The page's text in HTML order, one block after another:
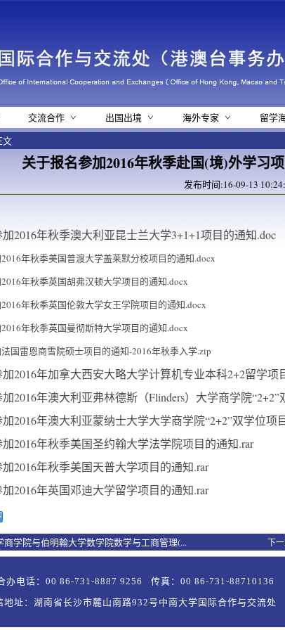
交流合作 出国出境 海外专家 留学
文
关于报名参加2016年秋季赴国(境)外学习
发布时间:16-09-13
2016年秋季澳大利亚昆士兰大学3+1+1项目的通知.doc
年秋季美国普渡大学盖莱默分校项目的通知.docx
年秋季英国胡弗汉顿大学项目的通知.docx
年秋季英国伦敦大学女王学院项目的通知.docx
年秋季英国曼彻斯特大学项目的通知.docx
国雷恩商雪院硕士项目的通知-2016年秋季入学.zip
2016年加拿大西安大略大学计算机专业本科2+2留学项
2016年澳大利亚弗林德斯（Flinders）大学商学院
2016年澳大利亚蒙纳士大学大学商学院“2+2”双学位项
2016年秋季美国圣约翰大学法学院项目的通知.rar
2016年秋季美国天普大学项目的通知.rar
2016年英国邓迪大学留学项目的通知.rar
商学院与伯明翰大学数学院数学与工商管理(... 下一
办电话：00 86-731-8887 9256 传真：00 86-731-88710136
地址：湖南省长沙市麓山南路932号中南大学国际合作与交流处